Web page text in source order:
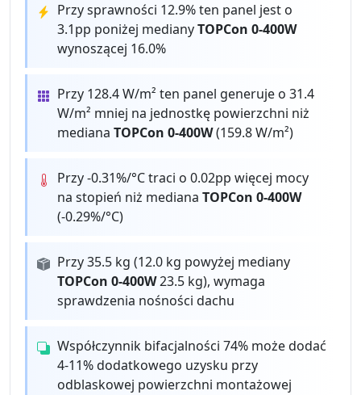
Przy sprawności 12.9% ten panel jest o
3.1pp poniżej medianyTOPCon 0-400W
wynoszącej 16.0%
Przy 128.4 W/m² ten panel generuje o 31.4
W/m² mniej na jednostkę powierzchni niż
medianaTOPCon 0-400W(159.8 W/m²)
Przy -0.31%/°C traci o 0.02pp więcej mocy
na stopień niż medianaTOPCon 0-400W
(-0.29%/°C)
Przy 35.5 kg (12.0 kg powyżej mediany
TOPCon 0-400W23.5 kg), wymaga
sprawdzenia nośności dachu
Współczynnik bifacjalności 74% może dodać
4-11% dodatkowego uzysku przy
odblaskowej powierzchni montażowej